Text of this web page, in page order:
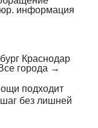
информация
Краснодар
города →
подходит
без лишней